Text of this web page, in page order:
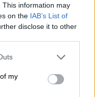
This information may
on the IAB’s List of
disclose it to other
my
και δράσεις με